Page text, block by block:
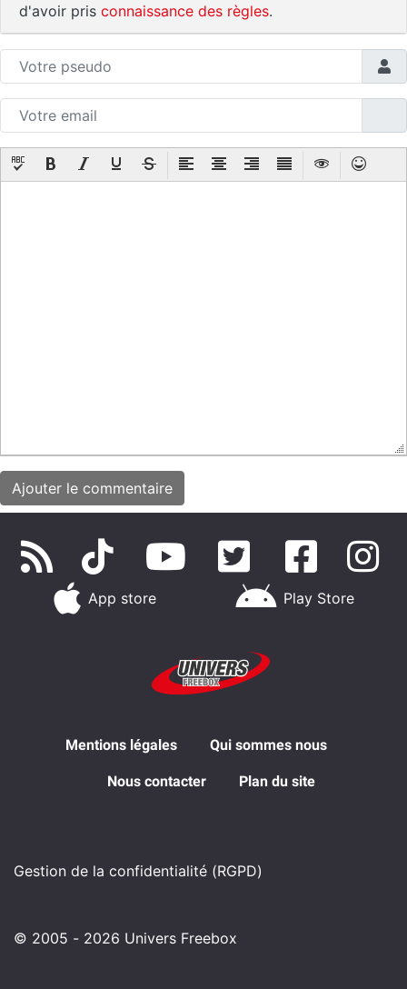
d'avoir pris connaissance des règles.
App store Play Store
Mentions légales Qui sommes nous
Nous contacter Plan du site
Gestion de la confidentialité (RGPD)
© 2005 - 2026 Univers Freebox